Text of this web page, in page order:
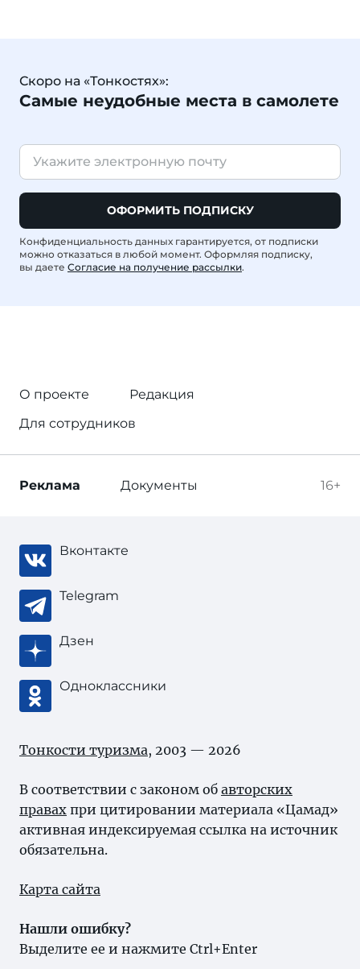
Скоро на «Тонкостях»:
Самые неудобные места в самолете
ОФОРМИТЬ ПОДПИСКУ
Конфиденциальность данных гарантируется, от подписки
можно отказаться в любой момент. Оформляя подписку,
вы даете Согласие на получение рассылки.
О проекте
Редакция
Для сотрудников
16+
Реклама Документы
Вконтакте
Telegram
Дзен
Одноклассники
Тонкости туризма, 2003 — 2026
В соответствии с законом об авторских
правах при цитировании материала «Цамад»
активная индексируемая ссылка на источник
обязательна.
Карта сайта
Нашли ошибку?
Выделите ее и нажмите Ctrl+Enter